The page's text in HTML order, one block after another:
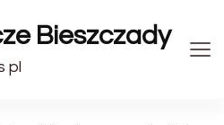
Bieszczady
pl